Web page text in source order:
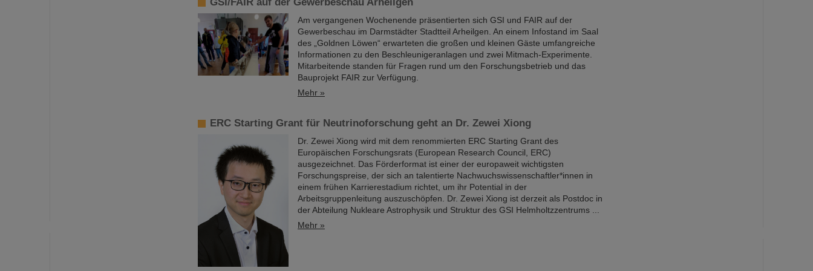
Am vergangenen Wochenende präsentierten sich GSI und FAIR auf der
Gewerbeschau im Darmstädter Stadtteil Arheilgen. An einem Infostand im Saal
des „Goldnen Löwen“ erwarteten die großen und kleinen Gäste umfangreiche
Informationen zu den Beschleunigeranlagen und zwei Mitmach-Experimente.
Mitarbeitende standen für Fragen rund um den Forschungsbetrieb und das
Bauprojekt FAIR zur Verfügung.
Mehr »
ERC Starting Grant für Neutrinoforschung geht an Dr. Zewei Xiong
Dr. Zewei Xiong wird mit dem renommierten ERC Starting Grant des
Europäischen Forschungsrats (European Research Council, ERC)
ausgezeichnet. Das Förderformat ist einer der europaweit wichtigsten
Forschungspreise, der sich an talentierte Nachwuchswissenschaftler*innen in
einem frühen Karrierestadium richtet, um ihr Potential in der
Arbeitsgruppenleitung auszuschöpfen. Dr. Zewei Xiong ist derzeit als Postdoc in
der Abteilung Nukleare Astrophysik und Struktur des GSI Helmholtzzentrums ...
Mehr »